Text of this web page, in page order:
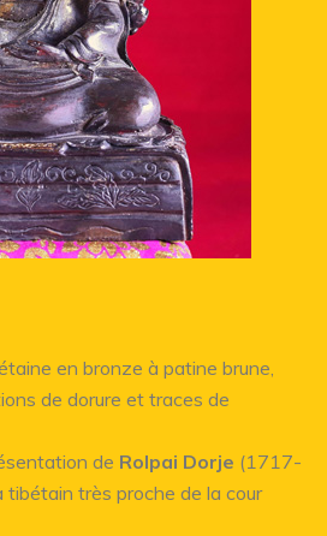
en bronze à patine brune,
de dorure et traces de
de Rolpai Dorje (1717-
tibétain très proche de la cour